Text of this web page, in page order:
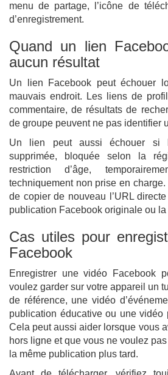
menu de partage, l’icône de
d’enregistrement.
Quand un lien
aucun résultat
Un lien Facebook peut échouer
mauvais endroit. Les liens de
commentaire, de résultats de
de groupe peuvent ne pas identifier
Un lien peut aussi échouer si
supprimée, bloquée selon la
restriction d’âge,
techniquement non prise en
de copier de nouveau l’URL
publication Facebook originale ou
Cas utiles pour
Facebook
Enregistrer une vidéo Facebook
voulez garder sur votre appareil un
de référence, une vidéo
publication éducative ou une vidéo
Cela peut aussi aider lorsque vous
hors ligne et que vous ne voulez
la même publication plus tard.